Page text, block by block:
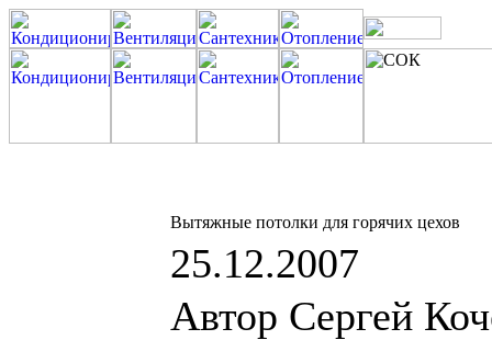
Вытяжные потолки для горячих цехов
25.12.2007
Автор Сергей